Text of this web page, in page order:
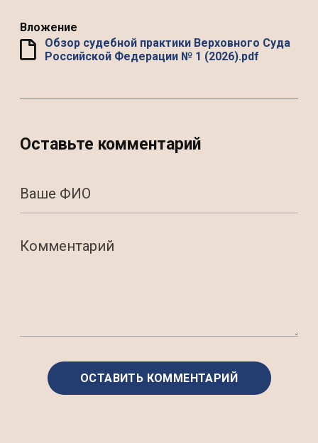
Вложение
Обзор судебной практики Верховного Суда
Российской Федерации № 1 (2026).pdf
Оставьте комментарий